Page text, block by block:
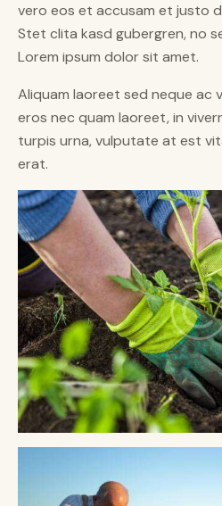
vero eos et accusam et justo
Stet clita kasd gubergren, no
Lorem ipsum dolor sit amet.
Aliquam laoreet sed neque ac
eros nec quam laoreet, in
turpis urna, vulputate at est
erat.